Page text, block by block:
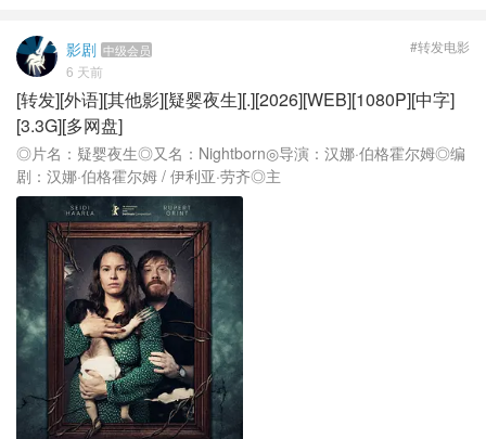
影剧 中级会员
6 天前
#转发电影
[转发][外语][其他影][疑婴夜生][.][2026][WEB][1080P][中字]
[3.3G][多网盘]
◎片名：疑婴夜生◎又名：Nightborn◎导演：汉娜·伯格霍尔姆◎编
剧：汉娜·伯格霍尔姆 / 伊利亚·劳齐◎主